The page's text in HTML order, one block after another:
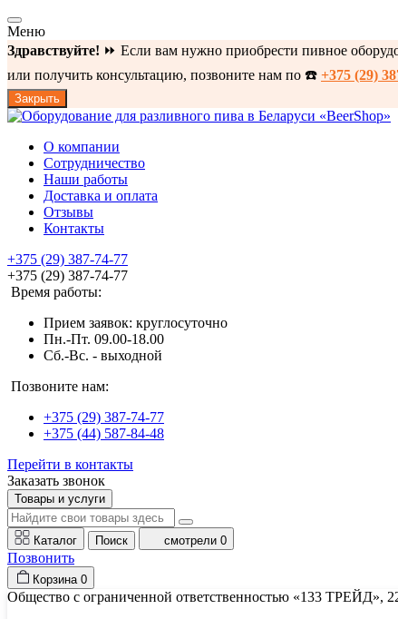
Меню
Здравствуйте! ⏩ Если вам нужно приобрести пивное
или получить консультацию, позвоните нам по ☎️ +375 (29)
Закрыть
О компании
Сотрудничество
Наши работы
Доставка и оплата
Отзывы
Контакты
+375 (29) 387-74-77
+375 (29) 387-74-77
Время работы:
Прием заявок: круглосуточно
Пн.-Пт. 09.00-18.00
Cб.-Вс. - выходной
Позвоните нам:
+375 (29) 387-74-77
+375 (44) 587-84-48
Перейти в контакты
Заказать звонок
Товары и услуги
Каталог Поиск смотрели 0
Позвонить
Корзина 0
Общество с ограниченной ответственностью «133 ТРЕЙД»,